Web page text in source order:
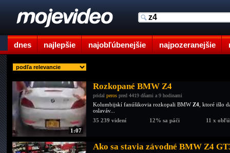
dnes najlepšie najobľúbenejšie najpozeranejšie
1:07
Rozkopané BMW Z4
pridal peros pred 4419 dňami a 9 hodinami
Kolumbijskí fanúšikovia rozkopali BMWZ4 , ktoré išlo
oslaváv...
35 239 videní
12% sa páči 11 x
Ako sa stavia závodné BMW Z4